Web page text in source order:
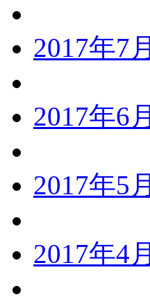
2017年7月
2017年6月
2017年5月
2017年4月